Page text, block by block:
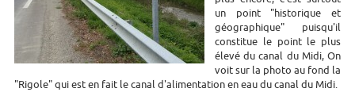
un point "historique et
géographique" puisqu'il
constitue le point le plus
élevé du canal du Midi, On
voit sur la photo au fond la
"Rigole" qui est en fait le canal d'alimentation en eau du canal du Midi.